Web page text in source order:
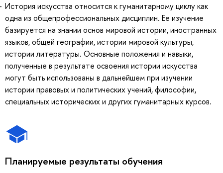
История искусства относится к гуманитарному циклу как
одна из общепрофессиональных дисциплин. Ее изучение
базируется на знании основ мировой истории, иностранных
языков, общей географии, истории мировой культуры,
истории литературы. Основные положения и навыки,
полученные в результате освоения истории искусства
могут быть использованы в дальнейшем при изучении
истории правовых и политических учений, философии,
специальных исторических и других гуманитарных курсов.
Планируемые результаты обучения